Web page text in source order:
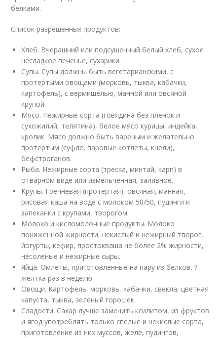
белками.
Список разрешенных продуктов:
Хлеб. Вчерашний или подсушенный белый хлеб, сухое
несладкое печенье, сухарики.
Супы. Супы должны быть вегетарианскими, с
протертыми овощами (морковь, тыква, кабачки,
картофель), с вермишелью, манной или овсяной
крупой.
Мясо. Нежирные сорта (говядина без пленок и
сухожилий, телятина), белое мясо курицы, индейка,
кролик. Мясо должно быть вареным и желательно
протертым (суфле, паровые котлеты, кнели),
бефстроганов.
Рыба. Нежирные сорта (треска, минтай, карп) в
отварном виде или измельченная, заливное.
Крупы. Гречневая (протертая), овсяная, манная,
рисовая каша на воде с молоком 50/50, пудинги и
запеканки с крупами, творогом.
Молоко и кисломолочные продукты. Молоко
пониженной жирности, некислый и нежирный творог,
йогурты, кефир, простокваша не более 2% жирности,
несоленые и нежирные сыры.
Яйца. Омлеты, приготовленные на пару из белков, ?
желтка раз в неделю.
Овощи. Картофель, морковь, кабачки, свекла, цветная
капуста, тыква, зеленый горошек.
Сладости. Сахар лучше заменить ксилитом, из фруктов
и ягод употреблять только спелые и некислые сорта,
приготовление из них муссов, желе, пудингов,